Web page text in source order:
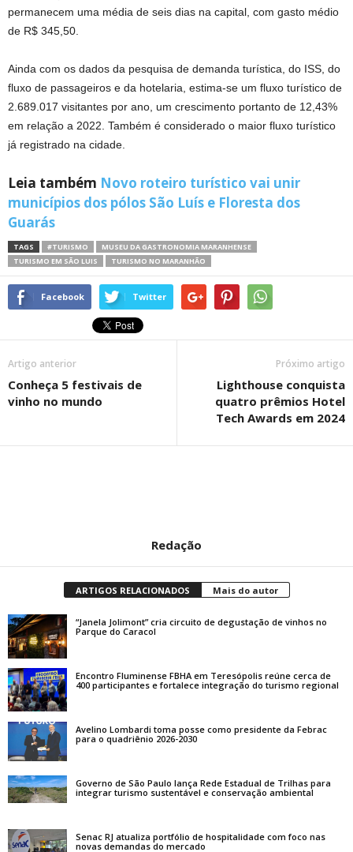
permanecem uma média de seis dias na capital, com gasto médio
de R$ 345,50.
Ainda com os dados da pesquisa de demanda turística, do ISS, do
fluxo de passageiros e da hotelaria, estima-se um fluxo turístico de
2.689.017 visitantes por ano, um crescimento portanto de 12,43%
em relação a 2022. Também é considerado o maior fluxo turístico
já registrado na cidade.
Leia também Novo roteiro turístico vai unir
municípios dos pólos São Luís e Floresta dos
Guarás
TAGS #TURISMO
MUSEU DA GASTRONOMIA MARANHENSE
TURISMO EM SÃO LUIS
TURISMO NO MARANHÃO
Facebook Twitter
Artigo anterior
Conheça 5 festivais de
vinho no mundo
Próximo artigo
Lighthouse conquista
quatro prêmios Hotel
Tech Awards em 2024
Redação
ARTIGOS RELACIONADOS Mais do autor
“Janela Jolimont” cria circuito de degustação de vinhos no
Parque do Caracol
Encontro Fluminense FBHA em Teresópolis reúne cerca de
400 participantes e fortalece integração do turismo regional
Avelino Lombardi toma posse como presidente da Febrac
para o quadriênio 2026-2030
Governo de São Paulo lança Rede Estadual de Trilhas para
integrar turismo sustentável e conservação ambiental
Senac RJ atualiza portfólio de hospitalidade com foco nas
novas demandas do mercado